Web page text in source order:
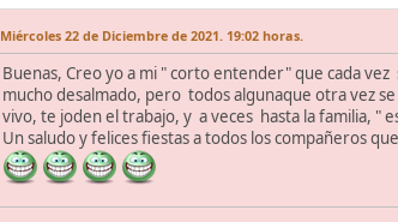
Miércoles 22 de Diciembre de 2021. 19:02 horas.
Buenas, Creo yo a mi " corto entender" que cada
mucho desalmado, pero todos algunaque otra vez
vivo, te joden el trabajo, y a veces hasta la familia, "
Un saludo y felices fiestas a todos los compañeros